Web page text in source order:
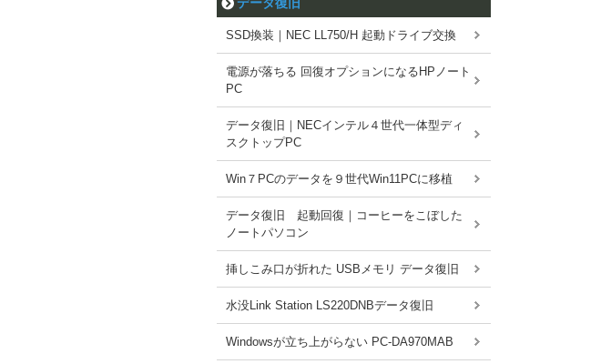
データ復旧
SSD換装｜NEC LL750/H 起動ドライブ交換
電源が落ちる 回復オプションになるHPノート
PC
データ復旧｜NECインテル４世代一体型ディ
スクトップPC
Win７PCのデータを９世代Win11PCに移植
データ復旧 起動回復｜コーヒーをこぼした
ノートパソコン
挿しこみ口が折れた USBメモリ データ復旧
水没Link Station LS220DNBデータ復旧
Windowsが立ち上がらない PC-DA970MAB